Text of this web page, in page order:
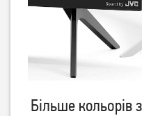
грн
Більше кольорів